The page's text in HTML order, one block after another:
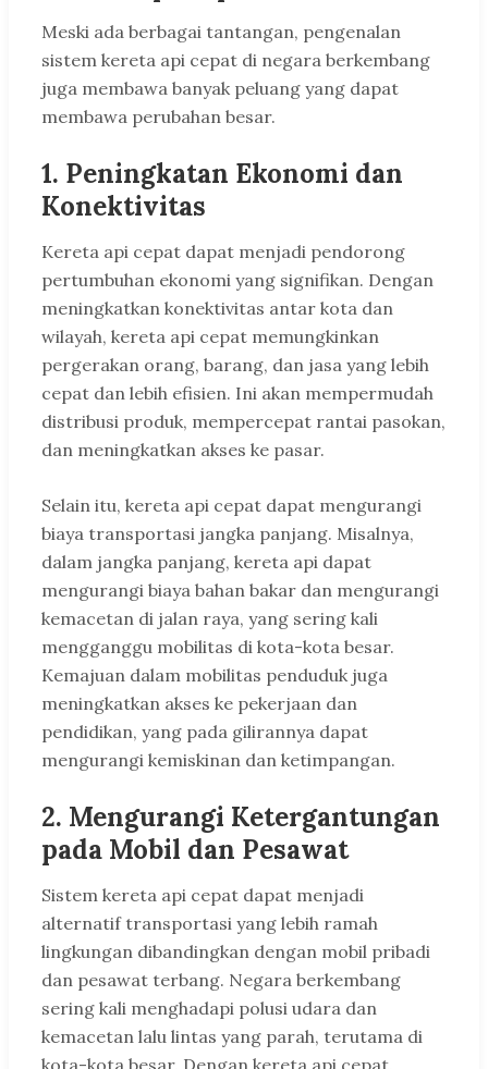
Meski ada berbagai tantangan, pengenalan
sistem kereta api cepat di negara berkembang
juga membawa banyak peluang yang dapat
membawa perubahan besar.
1. Peningkatan Ekonomi dan
Konektivitas
Kereta api cepat dapat menjadi pendorong
pertumbuhan ekonomi yang signifikan. Dengan
meningkatkan konektivitas antar kota dan
wilayah, kereta api cepat memungkinkan
pergerakan orang, barang, dan jasa yang lebih
cepat dan lebih efisien. Ini akan mempermudah
distribusi produk, mempercepat rantai pasokan,
dan meningkatkan akses ke pasar.
Selain itu, kereta api cepat dapat mengurangi
biaya transportasi jangka panjang. Misalnya,
dalam jangka panjang, kereta api dapat
mengurangi biaya bahan bakar dan mengurangi
kemacetan di jalan raya, yang sering kali
mengganggu mobilitas di kota-kota besar.
Kemajuan dalam mobilitas penduduk juga
meningkatkan akses ke pekerjaan dan
pendidikan, yang pada gilirannya dapat
mengurangi kemiskinan dan ketimpangan.
2. Mengurangi Ketergantungan
pada Mobil dan Pesawat
Sistem kereta api cepat dapat menjadi
alternatif transportasi yang lebih ramah
lingkungan dibandingkan dengan mobil pribadi
dan pesawat terbang. Negara berkembang
sering kali menghadapi polusi udara dan
kemacetan lalu lintas yang parah, terutama di